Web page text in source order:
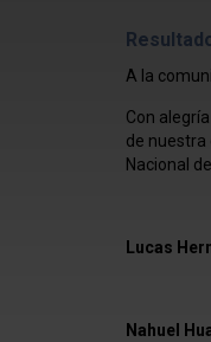
A la
Con
de nuestra
Nacional
Lucas
Nahuel